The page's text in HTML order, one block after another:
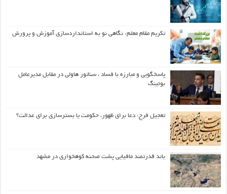
تکریم مقام معلم: نگاهی نو به استانداردسازی آموزش و پرورش
پاسخگویی و مبارزه با فساد ، سناتور هاولی در مقابل مدیرعامل
بوئینگ
تعجیل فرج: دعا برای ظهور، حکومت یا بسترسازی برای عدالت؟
باند قدرتمند مافیایی پشت صحنه کوهخواری در مشهد